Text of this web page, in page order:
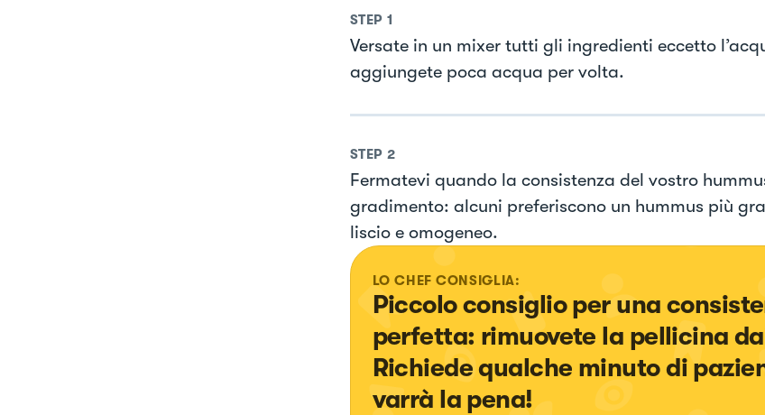
STEP 1
Versate in un mixer tutti gli ingredienti eccetto
aggiungete poca acqua per volta.
STEP 2
Fermatevi quando la consistenza del vostro
gradimento: alcuni preferiscono un hummus più
liscio e omogeneo.
LO CHEF CONSIGLIA:
Piccolo consiglio per una
perfetta: rimuovete la pellicina
Richiede qualche minuto di
varrà la pena!